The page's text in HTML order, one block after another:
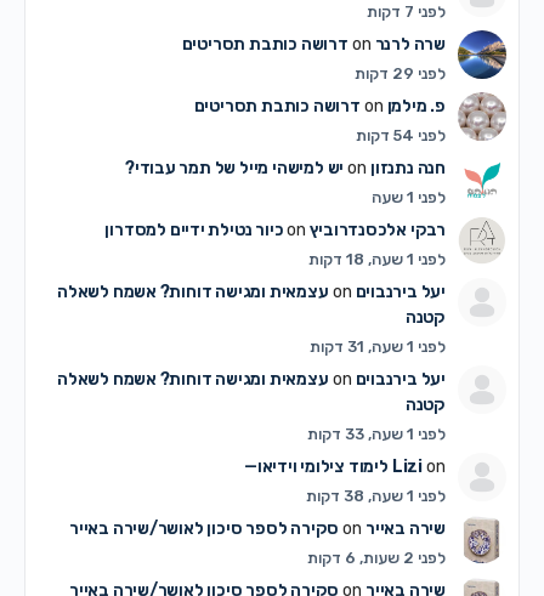
לפני 7 דקות
שרה לרנר דרושה כותבת תסריטים
לפני 29 דקות
פ. מילמן דרושה כותבת תסריטים
לפני 54 דקות
חנה נתנזון יש למישהי מייל של תמר עבודי?
לפני 1 שעה
רבקי אלכסנדרוביץon כיור נטילת ידיים למסדרון
לפני 1 שעה, 18 דקות
יעל בירנבוים
עצמאית ומגישה דוחות? אשמח לשאלה
קטנה
לפני 1 שעה, 31 דקות
יעל בירנבוים
עצמאית ומגישה דוחות? אשמח לשאלה
קטנה
לפני 1 שעה, 33 דקות
Lizion לימוד צילומי וידיאו—
לפני 1 שעה, 38 דקות
שירה באייר סקירה לספר סיכון לאושר/שירה באייר
לפני 2 שעות, 6 דקות
שירה באייר סקירה לספר סיכון לאושר/שירה באייר